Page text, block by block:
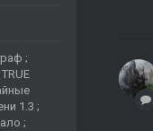
;
1.3 ;
;